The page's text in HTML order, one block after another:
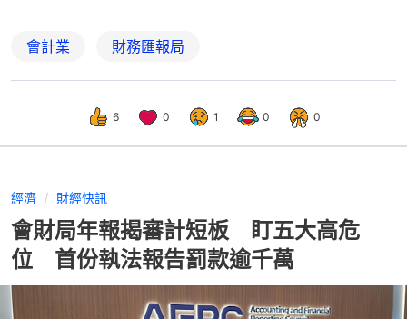
會計業 財務匯報局
6 0 1 0 0
經濟 財經快訊
會財局年報揭審計短板 盯五大高危
位 首份執法報告罰款逾千萬